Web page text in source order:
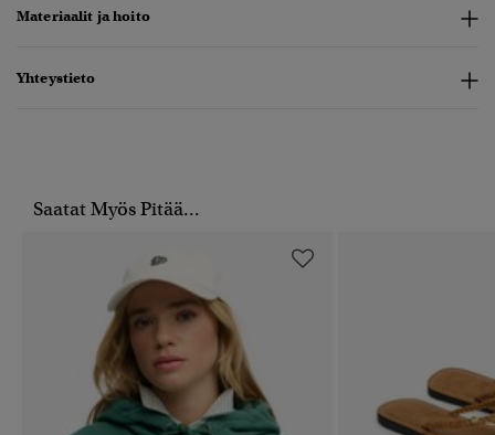
Materiaalit ja hoito
Yhteystieto
Saatat Myös Pitää...